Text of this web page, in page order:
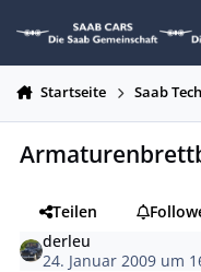
Startseite Saab
Teilen
derleu
24. Januar 2009 um